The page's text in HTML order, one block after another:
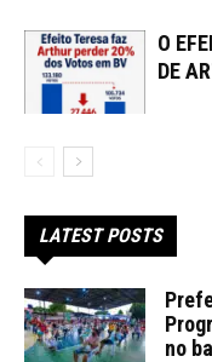
O
DE
LATEST POSTS
no